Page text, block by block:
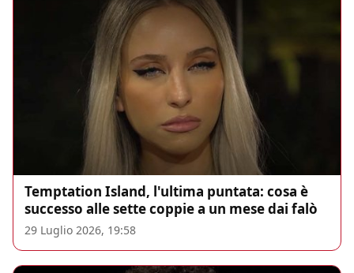
Temptation Island, l'ultima puntata: cosa è
successo alle sette coppie a un mese dai falò
29 Luglio 2026, 19:58